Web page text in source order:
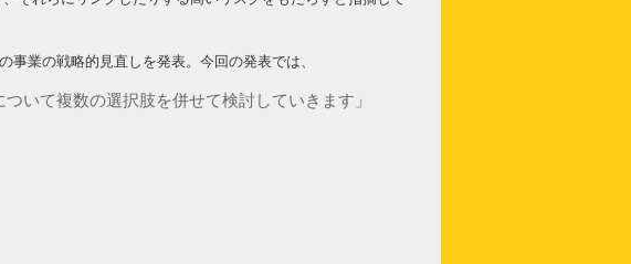
事業の戦略的見直しを発表。今回の発表では、
いて複数の選択肢を併せて検討していきます」